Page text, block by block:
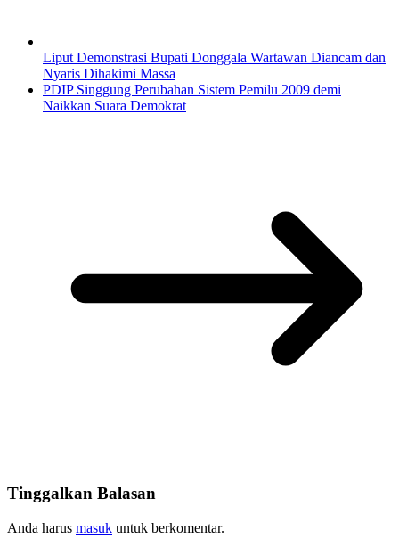
Liput Demonstrasi Bupati Donggala Wartawan Diancam dan
Nyaris Dihakimi Massa
PDIP Singgung Perubahan Sistem Pemilu 2009 demi
Naikkan Suara Demokrat
Tinggalkan Balasan
Anda harus masuk untuk berkomentar.